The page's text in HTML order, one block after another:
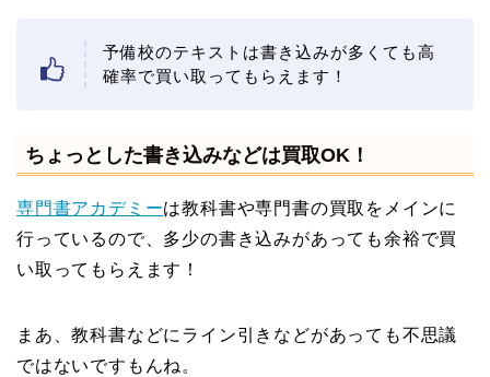
予備校のテキストは書き込みが多くても高
確率で買い取ってもらえます！
ちょっとした書き込みなどは買取OK！
専門書アカデミーは教科書や専門書の買取をメインに
行っているので、多少の書き込みがあっても余裕で買
い取ってもらえます！
まあ、教科書などにライン引きなどがあっても不思議
ではないですもんね。